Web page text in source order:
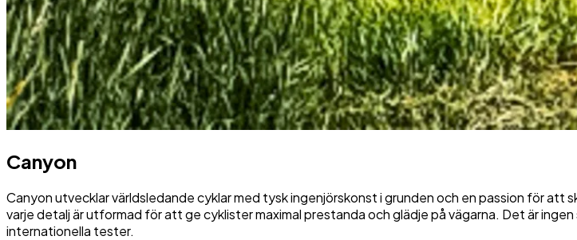
Canyon
Canyon utvecklar världsledande cyklar med tysk ingenjörskonst i grunden och en passion för
varje detalj är utformad för att ge cyklister maximal prestanda och glädje på vägarna. Det är
internationella tester.